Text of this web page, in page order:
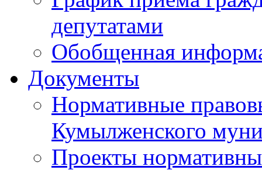
депутатами
Обобщенная
Документы
Нормативные
Кумылженского
Проекты